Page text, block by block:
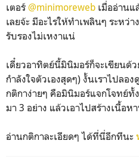
เตอร์ @minimoreweb เมื่ออ่าน
เลยจ้ะ มีอะไรให้ทำเพลินๆ ระหว่
รับรองไม่เหงาแน่
เดี๋ยวอาทิตย์นี้มินิมอร์ก็จะเขียนด้
กำลังใจตัวเองสุดๆ) งั้นเราไปลอ
กติกาง่ายๆ คือมินิมอร์แจกโจทย์ทั้
มา 3 อย่าง แล้วเอาไปสร้างเนื้อห
อ่านกติกาละเอียดๆ ได้ที่นี่อีกทีนะ